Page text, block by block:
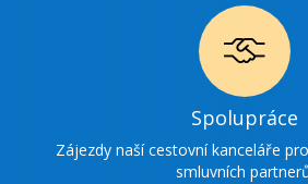
Spolupráce
Zájezdy naší cestovní kanceláře
smluvních